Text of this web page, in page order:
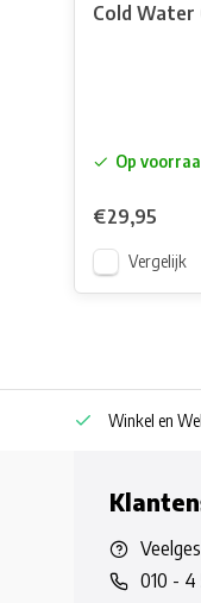
Cold Water
Op
€29,95
Vergelijk
Winkel en
010 - 4